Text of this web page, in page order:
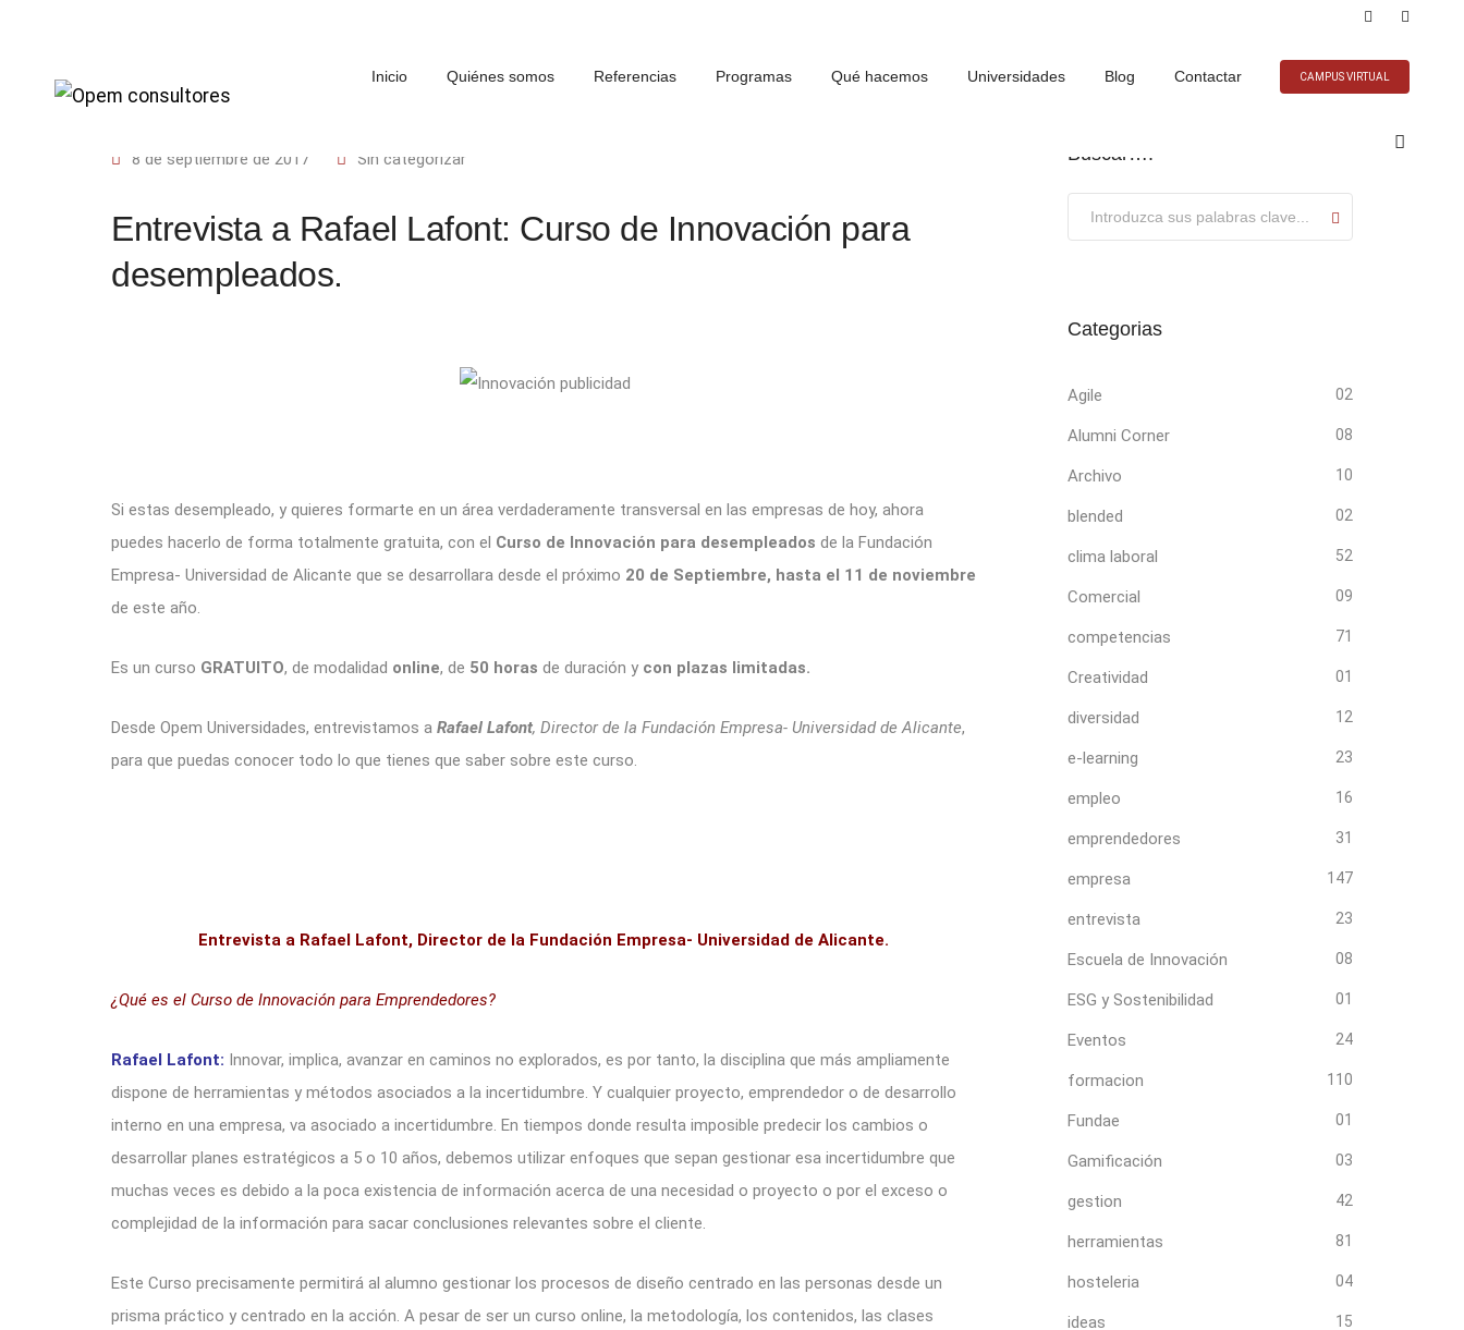
Inicio Quiénes somos Referencias Programas Qué hacemos Universidades Blog Contactar CAMPUS VIRTUAL
8 de septiembre de 2017 Sin categorizar
Entrevista a Rafael Lafont: Curso de Innovación para
desempleados.
Si estas desempleado, y quieres formarte en un área verdaderamente transversal en las empresas de hoy, ahora
puedes hacerlo de forma totalmente gratuita, con el Curso de Innovación para desempleados de la Fundación
Empresa- Universidad de Alicante que se desarrollara desde el próximo 20 de Septiembre, hasta el 11 de noviembre
de este año.
Es un curso GRATUITO, de modalidad online, de 50 horas de duración y con plazas limitadas.
Desde Opem Universidades, entrevistamos a Rafael Lafont, Director de la Fundación Empresa- Universidad de Alicante,
para que puedas conocer todo lo que tienes que saber sobre este curso.
Entrevista a Rafael Lafont, Director de la Fundación Empresa- Universidad de Alicante.
¿Qué es el Curso de Innovación para Emprendedores?
Rafael Lafont: Innovar, implica, avanzar en caminos no explorados, es por tanto, la disciplina que más ampliamente
dispone de herramientas y métodos asociados a la incertidumbre. Y cualquier proyecto, emprendedor o de desarrollo
interno en una empresa, va asociado a incertidumbre. En tiempos donde resulta imposible predecir los cambios o
desarrollar planes estratégicos a 5 o 10 años, debemos utilizar enfoques que sepan gestionar esa incertidumbre que
muchas veces es debido a la poca existencia de información acerca de una necesidad o proyecto o por el exceso o
complejidad de la información para sacar conclusiones relevantes sobre el cliente.
Este Curso precisamente permitirá al alumno gestionar los procesos de diseño centrado en las personas desde un
prisma práctico y centrado en la acción. A pesar de ser un curso online, la metodología, los contenidos, las clases
Buscar….
Categorias
Agile 02
Alumni Corner 08
Archivo 10
blended 02
clima laboral 52
Comercial 09
competencias 71
Creatividad 01
diversidad 12
e-learning 23
empleo 16
emprendedores 31
empresa 147
entrevista 23
Escuela de Innovación 08
ESG y Sostenibilidad 01
Eventos 24
formacion 110
Fundae 01
Gamificación 03
gestion 42
herramientas 81
hosteleria 04
ideas 15